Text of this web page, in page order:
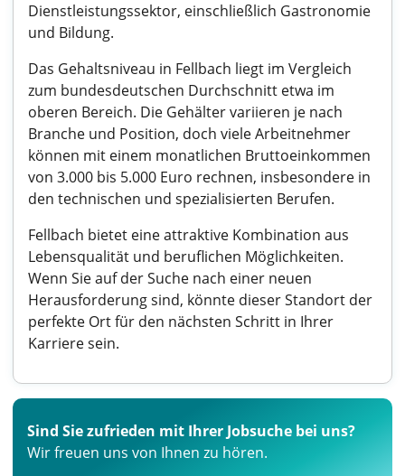
Dienstleistungssektor, einschließlich Gastronomie
und Bildung.
Das Gehaltsniveau in Fellbach liegt im Vergleich
zum bundesdeutschen Durchschnitt etwa im
oberen Bereich. Die Gehälter variieren je nach
Branche und Position, doch viele Arbeitnehmer
können mit einem monatlichen Bruttoeinkommen
von 3.000 bis 5.000 Euro rechnen, insbesondere in
den technischen und spezialisierten Berufen.
Fellbach bietet eine attraktive Kombination aus
Lebensqualität und beruflichen Möglichkeiten.
Wenn Sie auf der Suche nach einer neuen
Herausforderung sind, könnte dieser Standort der
perfekte Ort für den nächsten Schritt in Ihrer
Karriere sein.
Sind Sie zufrieden mit Ihrer Jobsuche bei uns?
Wir freuen uns von Ihnen zu hören.